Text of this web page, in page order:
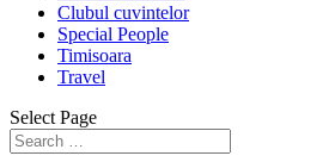
Clubul cuvintelor
Special People
Timisoara
Travel
Select Page